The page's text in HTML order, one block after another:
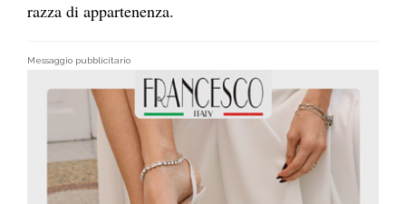
razza di appartenenza.
Messaggio pubblicitario